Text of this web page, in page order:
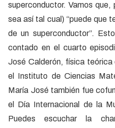
superconductor. Vamos que,
sea así tal cual) “puede que
de un superconductor”.
contado en el cuarto
José Calderón, física teórica
el Instituto de Ciencias
María José también fue
el Día Internacional de la
Puedes escuchar la